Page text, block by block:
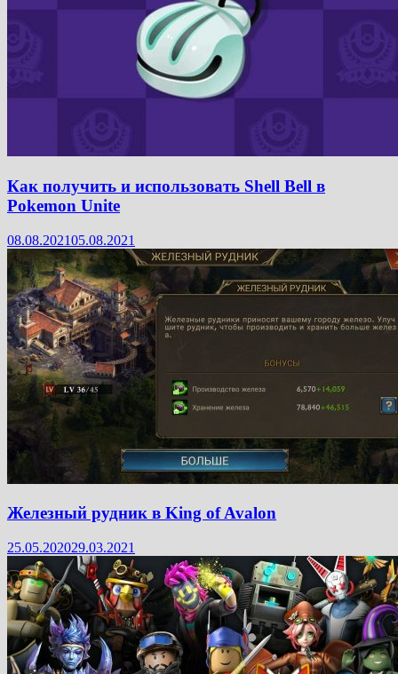
Как получить и использовать Shell Bell в
Pokemon Unite
08.08.202105.08.2021
Железный рудник в King of Avalon
25.05.202029.03.2021